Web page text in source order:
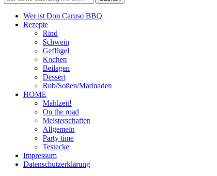
Wer ist Don Caruso BBQ
Rezepte
Rind
Schwein
Geflügel
Kochen
Beilagen
Dessert
Rub/Soßen/Marinaden
HOME
Mahlzeit!
On the road
Meisterschaften
Allgemein
Party time
Testecke
Impressum
Datenschutzerklärung